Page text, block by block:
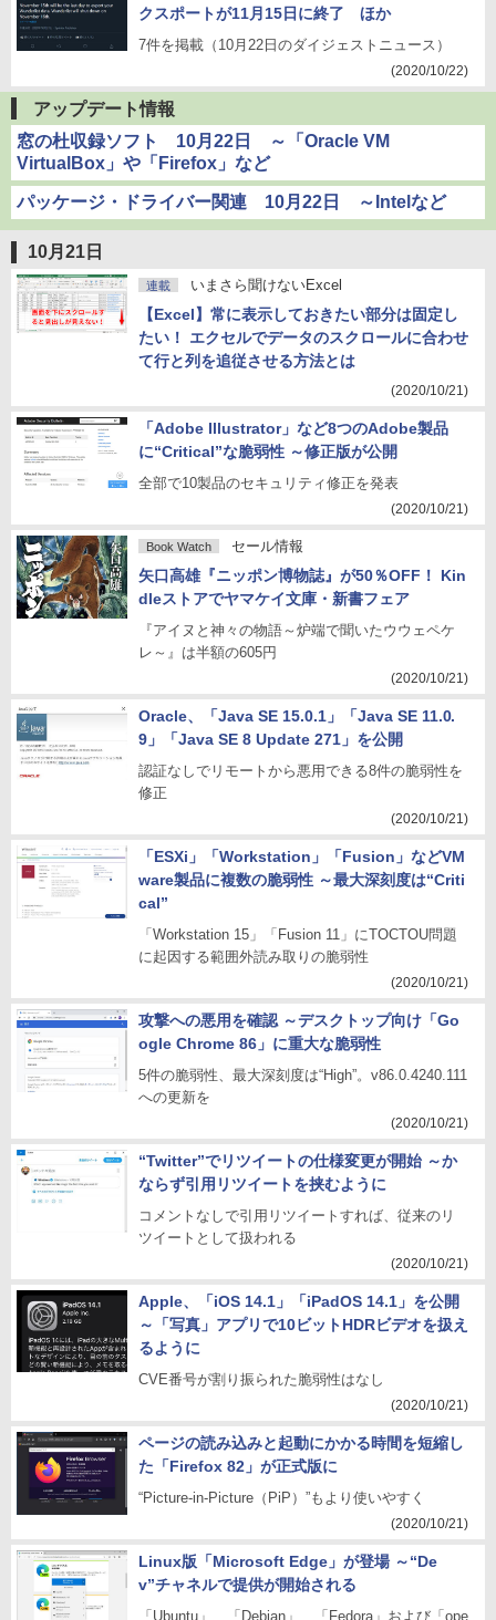
クスポートが11月15日に終了 ほか
7件を掲載（10月22日のダイジェストニュース）
(2020/10/22)
アップデート情報
窓の杜収録ソフト 10月22日 ～「Oracle VM
VirtualBox」や「Firefox」など
パッケージ・ドライバー関連 10月22日 ～Intelなど
10月21日
連載 いまさら聞けないExcel
【Excel】常に表示しておきたい部分は固定し
たい！ エクセルでデータのスクロールに合わせ
て行と列を追従させる方法とは
(2020/10/21)
「Adobe Illustrator」など8つのAdobe製品
に“Critical”な脆弱性 ～修正版が公開
全部で10製品のセキュリティ修正を発表
(2020/10/21)
Book Watch セール情報
矢口高雄『ニッポン博物誌』が50％OFF！ Kin
dleストアでヤマケイ文庫・新書フェア
『アイヌと神々の物語～炉端で聞いたウウェペケ
レ～』は半額の605円
(2020/10/21)
Oracle、「Java SE 15.0.1」「Java SE 11.0.
9」「Java SE 8 Update 271」を公開
認証なしでリモートから悪用できる8件の脆弱性を
修正
(2020/10/21)
「ESXi」「Workstation」「Fusion」などVM
ware製品に複数の脆弱性 ～最大深刻度は“Criti
cal”
「Workstation 15」「Fusion 11」にTOCTOU問題
に起因する範囲外読み取りの脆弱性
(2020/10/21)
攻撃への悪用を確認 ～デスクトップ向け「Go
ogle Chrome 86」に重大な脆弱性
5件の脆弱性、最大深刻度は“High”。v86.0.4240.111
への更新を
(2020/10/21)
“Twitter”でリツイートの仕様変更が開始 ～か
ならず引用リツイートを挟むように
コメントなしで引用リツイートすれば、従来のリ
ツイートとして扱われる
(2020/10/21)
Apple、「iOS 14.1」「iPadOS 14.1」を公開
～「写真」アプリで10ビットHDRビデオを扱え
るように
CVE番号が割り振られた脆弱性はなし
(2020/10/21)
ページの読み込みと起動にかかる時間を短縮し
た「Firefox 82」が正式版に
“Picture-in-Picture（PiP）”もより使いやすく
(2020/10/21)
Linux版「Microsoft Edge」が登場 ～“De
v”チャネルで提供が開始される
「Ubuntu」、「Debian」、「Fedora」および「ope